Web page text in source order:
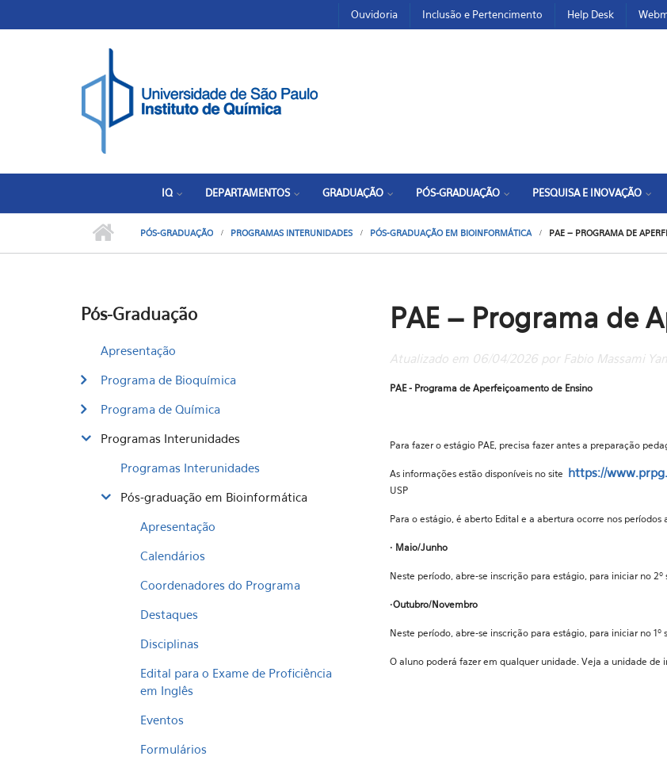
Ouvidoria Inclusão e Pertencimento Help Desk
IQ DEPARTAMENTOS GRADUAÇÃO PÓS-GRADUAÇÃO PESQUISA E INOVAÇÃO
PÓS-GRADUAÇÃO PROGRAMAS INTERUNIDADES PÓS-GRADUAÇÃO EM BIOINFORMÁTICA PAE – PROGRAMA DE
Pós-Graduação
Apresentação
Programa de Bioquímica
Programa de Química
Programas Interunidades
Programas Interunidades
Pós-graduação em Bioinformática
Apresentação
Calendários
Coordenadores do Programa
Destaques
Disciplinas
Edital para o Exame de Proficiência
em Inglês
Eventos
Formulários
PAE – Programa de
Atualizado em 06/04/2026 por Fabio Massami
PAE - Programa de Aperfeiçoamento de Ensino
Para fazer o estágio PAE, precisa fazer antes a preparação
As informações estão disponíveis no site https://
USP
Para o estágio, é aberto Edital e a abertura ocorre nos
• Maio/Junho
Neste período, abre-se inscrição para estágio, para iniciar no 2º
•Outubro/Novembro
Neste período, abre-se inscrição para estágio, para iniciar no 1º
O aluno poderá fazer em qualquer unidade. Veja a unidade